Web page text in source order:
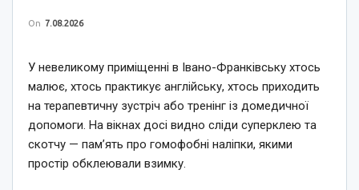
On 7.08.2026
У невеликому приміщенні в Івано-Франківську хтось
малює, хтось практикує англійську, хтось приходить
на терапевтичну зустріч або тренінг із домедичної
допомоги. На вікнах досі видно сліди суперклею та
скотчу — пам’ять про гомофобні наліпки, якими
простір обклеювали взимку.